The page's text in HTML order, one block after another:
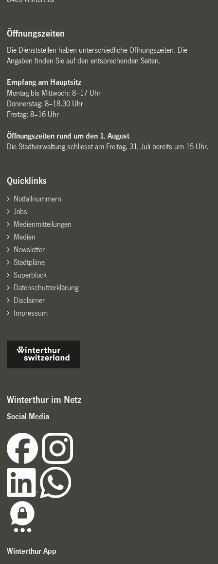
Öffnungszeiten
Die Dienststellen haben unterschiedliche Öffnungszeiten. Die
Angaben finden Sie auf den entsprechenden Seiten.
Empfang am Hauptsitz
Montag bis Mittwoch: 8–17 Uhr
Donnerstag: 8–18.30 Uhr
Freitag: 8–16 Uhr
Öffnungszeiten rund um den 1. August
Die Stadtverwaltung schliesst am Freitag, 31. Juli bereits um 15 Uhr.
Quicklinks
Notfallnummern
Jobs
Medienmitteilungen
Medien
Newsletter
Stadtpläne
Superblock
Datenschutzerklärung
Disclaimer
Impressum
Winterthur im Netz
Social Media
Winterthur App